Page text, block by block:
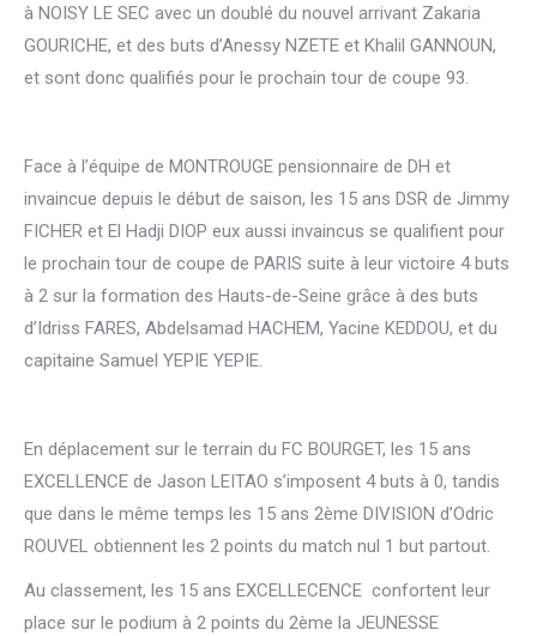
à NOISY LE SEC avec un doublé du nouvel arrivant Zakaria
GOURICHE, et des buts d’Anessy NZETE et Khalil GANNOUN,
et sont donc qualifiés pour le prochain tour de coupe 93.
Face à l’équipe de MONTROUGE pensionnaire de DH et
invaincue depuis le début de saison, les 15 ans DSR de Jimmy
FICHER et El Hadji DIOP eux aussi invaincus se qualifient pour
le prochain tour de coupe de PARIS suite à leur victoire 4 buts
à 2 sur la formation des Hauts-de-Seine grâce à des buts
d’Idriss FARES, Abdelsamad HACHEM, Yacine KEDDOU, et du
capitaine Samuel YEPIE YEPIE.
En déplacement sur le terrain du FC BOURGET, les 15 ans
EXCELLENCE de Jason LEITAO s’imposent 4 buts à 0, tandis
que dans le même temps les 15 ans 2ème DIVISION d’Odric
ROUVEL obtiennent les 2 points du match nul 1 but partout.
Au classement, les 15 ans EXCELLECENCE confortent leur
place sur le podium à 2 points du 2ème la JEUNESSE